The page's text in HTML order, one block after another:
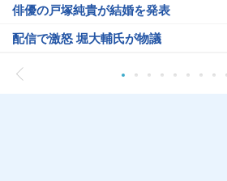
俳優の戸塚純貴が結婚を発表
配信で激怒 堀大輔氏が物議